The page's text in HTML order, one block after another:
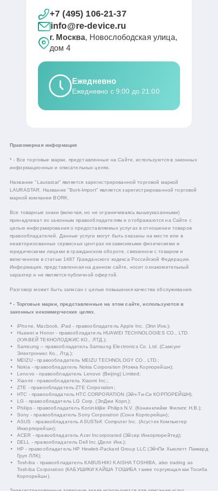
+7 (495) 106-21-37
info@re-device.ru
г. Москва, Новослободская улица,
дом 4
Ежедневно
Ежедневно с 9:00 до 21:00
Правомерная информация
* - Все торговые марки, представленные на Сайте, используются в законных
информационных и описательных целях.
Название "Laurastar" является зарегистрированной торговой маркой
LAURASTAR. Название "Bork-Import" является зарегистрированной торговой
маркой компании BORK.
Все товарные знаки (включая, но не ограничиваясь вышеуказанными)
принадлежат их законным правообладателям и отображаются на Сайте с
целью информирования о предоставляемых услугах в отношении товаров
правообладателей. Данные услуги могут быть оказаны на месте или в
неавторизованных сервисных центрах независимыми физическими и
юридическими лицами в гражданском обороте, связанном с товаром и
включенном в статью 1487 Гражданского кодекса Российской Федерации.
Информация, представленная на данном сайте, носит ознакомительный
характер и не является публичной офертой.
Разговор может быть записан с целью повышения качества обслуживания.
* - Торговые марки, представленные на этом сайте, используются в
законных некоммерческих целях.
iPhone, Macbook, iPad - правообладатель Apple Inc. (Эпл Инк.);
Huawei и Honor - правообладатель HUAWEI TECHNOLOGIES CO., LTD.
(ХУАВЕЙ ТЕКНОЛОДЖИС КО., ЛТД.);
Samsung – правообладатель Samsung Electronics Co. Ltd. (Самсунг
Электроникс Ко., Лтд.);
MEIZU - правообладатель MEIZU TECHNOLOGY CO., LTD.;
Nokia - правообладатель Nokia Corporation (Нокиа Корпорейшн);
Lenovo - правообладатель Lenovo (Beijing) Limited;
Xiaomi - правообладатель Xiaomi Inc.;
ZTE - правообладатель ZTE Corporation;
HTC - правообладатель HTC CORPORATION (Эйч-Ти-Си КОРПОРЕЙШН);
LG - правообладатель LG Corp. (ЭлДжи Корп.);
Philips - правообладатель Koninklijke Philips N.V. (Конинклийке Филипс Н.В.);
Sony - правообладатель Sony Corporation (Сони Корпорейшн);
ASUS - правообладатель ASUSTeK Computer Inc. (Асустек Компьютер
Инкорпорейшн);
ACER - правообладатель Acer Incorporated (Эйсер Инкорпорейтед);
DELL - правообладатель Dell Inc.(Делл Инк.);
HP - правообладатель HP Hewlett-Packard Group LLC (ЭйчПи Хьюлетт Паккард
Груп ЛЛК);
Toshiba - правообладатель KABUSHIKI KAISHA TOSHIBA, also trading as
Toshiba Corporation (КАБУШИКИ КАЙША ТОШИБА также торгующая как Тосиба
Корпорейшн).